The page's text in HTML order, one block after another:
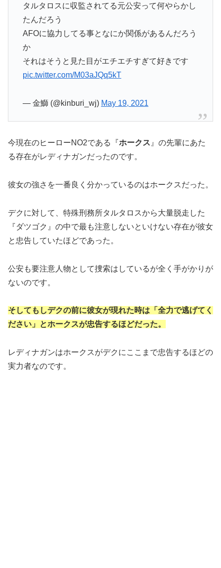
タルタロスに収監されてる元公安って何やらかし
たんだろう
AFOに協力してる事となにか関係があるんだろう
か
それはそうと見た目がエチエチすぎて好きです
pic.twitter.com/M03aJQq5kT
— 金鰤 (@kinburi_wj) May 19, 2021
今現在のヒーローNO2である『ホークス 』の先輩にあた
る存在がレディナガンだったのです。
彼女の強さを一番良く分かっているのはホークスだった。
デクに対して、特殊刑務所タルタロスから大量脱走した
『ダツゴク』の中で最も注意しないといけない存在が彼女
と忠告していたほどであった。
公安も要注意人物として捜索はしているが全く手がかりが
ないのです。
そしてもしデクの前に彼女が現れた時は「全力で逃げてく
ださい」とホークスが忠告するほどだった。
レディナガンはホークスがデクにここまで忠告するほどの
実力者なのです。